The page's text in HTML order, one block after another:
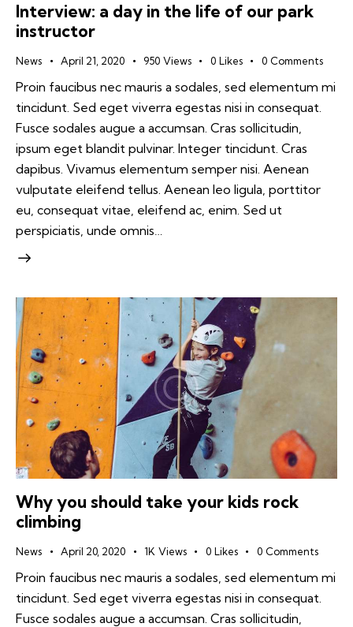
Interview: a day in the life of our park
instructor
News April 21, 2020 950 Views 0 Likes 0 Comments
Proin faucibus nec mauris a sodales, sed elementum mi
tincidunt. Sed eget viverra egestas nisi in consequat.
Fusce sodales augue a accumsan. Cras sollicitudin,
ipsum eget blandit pulvinar. Integer tincidunt. Cras
dapibus. Vivamus elementum semper nisi. Aenean
vulputate eleifend tellus. Aenean leo ligula, porttitor
eu, consequat vitae, eleifend ac, enim. Sed ut
perspiciatis, unde omnis…
Why you should take your kids rock
climbing
News April 20, 2020 1K Views 0 Likes 0 Comments
Proin faucibus nec mauris a sodales, sed elementum mi
tincidunt. Sed eget viverra egestas nisi in consequat.
Fusce sodales augue a accumsan. Cras sollicitudin,